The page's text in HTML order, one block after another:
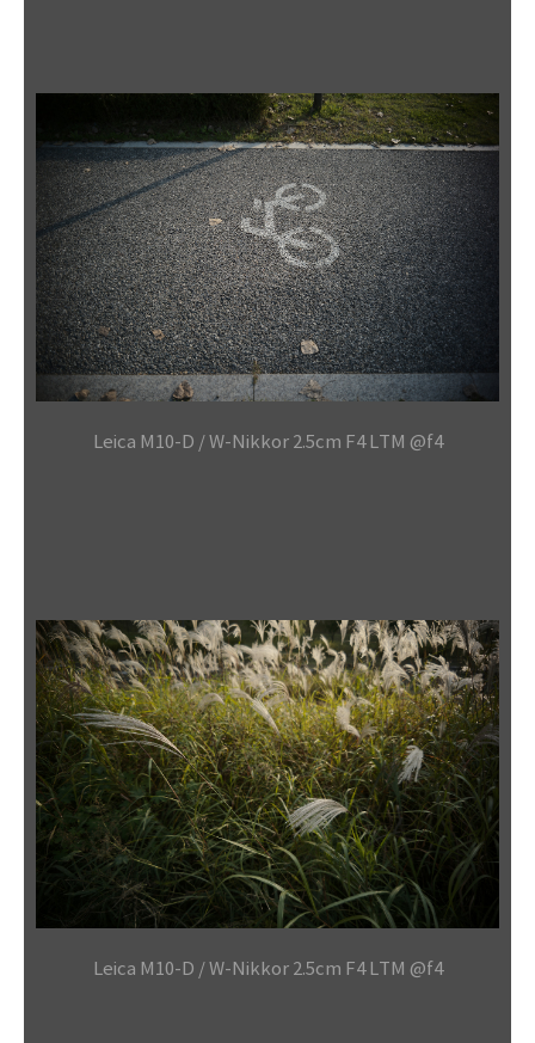
Leica M10-D / W-Nikkor 2.5cm F4 LTM @f4
Leica M10-D / W-Nikkor 2.5cm F4 LTM @f4